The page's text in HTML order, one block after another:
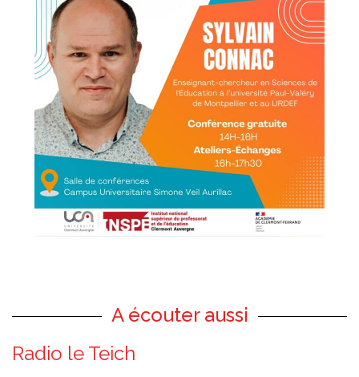
A écouter aussi
Radio le Teich